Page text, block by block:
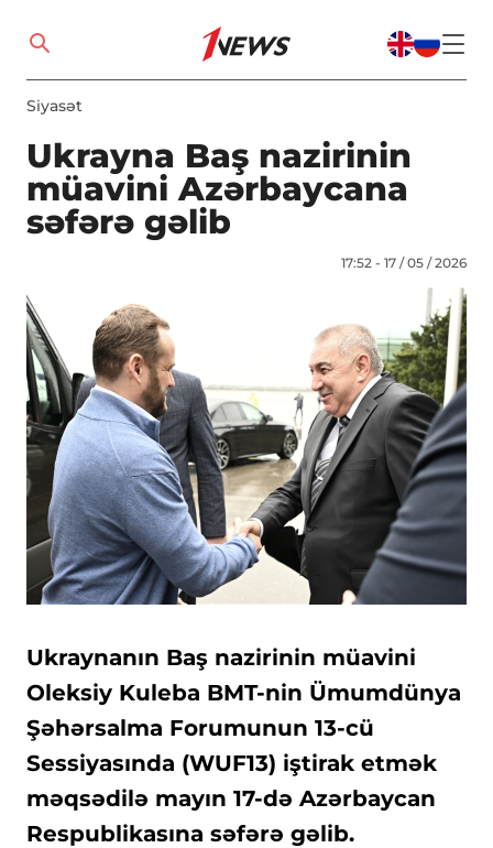
Siyasət
Ukrayna Baş nazirinin
müavini Azərbaycana
səfərə gəlib
17:52 - 17 / 05 / 2026
Ukraynanın Baş nazirinin müavini
Oleksiy Kuleba BMT-nin Ümumdünya
Şəhərsalma Forumunun 13-cü
Sessiyasında (WUF13) iştirak etmək
məqsədilə mayın 17-də Azərbaycan
Respublikasına səfərə gəlib.